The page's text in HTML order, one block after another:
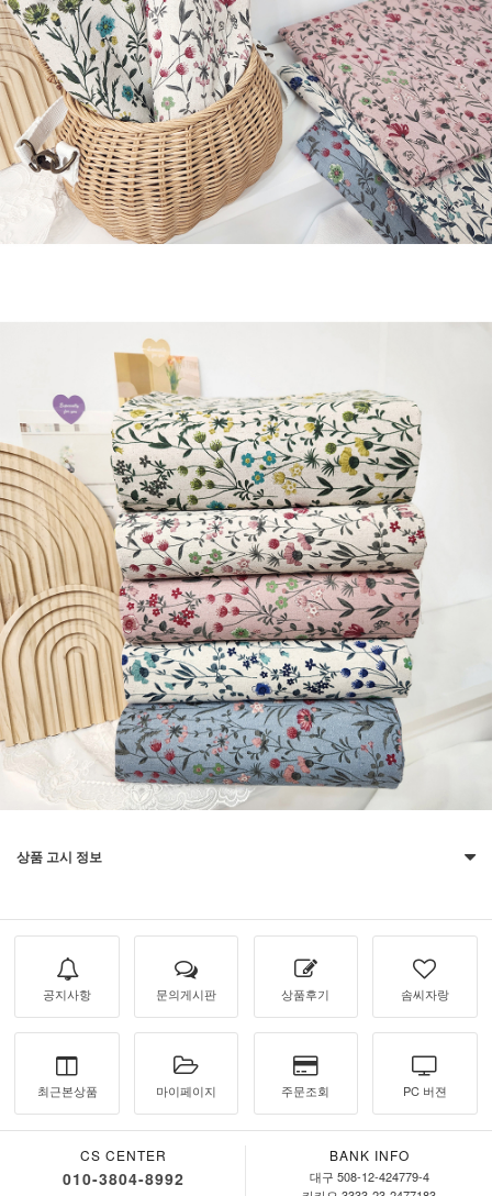
상품 고시 정보
공지사항 문의게시판 상품후기 솜씨자랑
최근본상품 마이페이지 주문조회 PC 버젼
CS CENTER
010-3804-8992
BANK INFO
대구 508-12-424779-4